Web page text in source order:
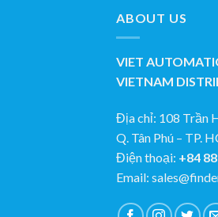
ABOUT US
VIET
VIETNAM
Địa chỉ: 108 Trần
Q. Tân Phú – TP.
Điện thoại: +84
Email: